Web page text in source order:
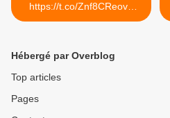
https://t.co/Znf8CReovZ
#bal
Hébergé par Overblog
Top articles
Pages